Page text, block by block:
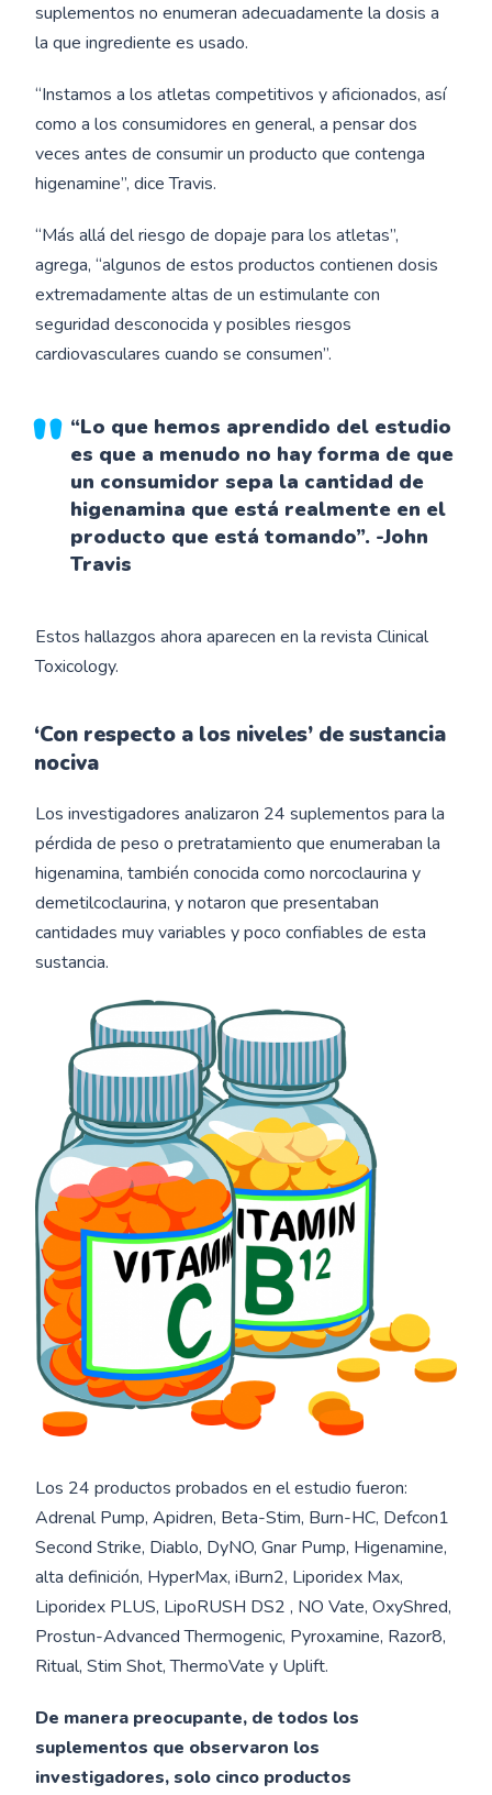
suplementos no enumeran adecuadamente la dosis a
la que ingrediente es usado.
“Instamos a los atletas competitivos y aficionados, así
como a los consumidores en general, a pensar dos
veces antes de consumir un producto que contenga
higenamine”, dice Travis.
“Más allá del riesgo de dopaje para los atletas”,
agrega, “algunos de estos productos contienen dosis
extremadamente altas de un estimulante con
seguridad desconocida y posibles riesgos
cardiovasculares cuando se consumen”.
“Lo que hemos aprendido del estudio
es que a menudo no hay forma de que
un consumidor sepa la cantidad de
higenamina que está realmente en el
producto que está tomando”. -John
Travis
Estos hallazgos ahora aparecen en la revista Clinical
Toxicology.
‘Con respecto a los niveles’ de sustancia
nociva
Los investigadores analizaron 24 suplementos para la
pérdida de peso o pretratamiento que enumeraban la
higenamina, también conocida como norcoclaurina y
demetilcoclaurina, y notaron que presentaban
cantidades muy variables y poco confiables de esta
sustancia.
Los 24 productos probados en el estudio fueron:
Adrenal Pump, Apidren, Beta-Stim, Burn-HC, Defcon1
Second Strike, Diablo, DyNO, Gnar Pump, Higenamine,
alta definición, HyperMax, iBurn2, Liporidex Max,
Liporidex PLUS, LipoRUSH DS2 , NO Vate, OxyShred,
Prostun-Advanced Thermogenic, Pyroxamine, Razor8,
Ritual, Stim Shot, ThermoVate y Uplift.
De manera preocupante, de todos los
suplementos que observaron los
investigadores, solo cinco productos